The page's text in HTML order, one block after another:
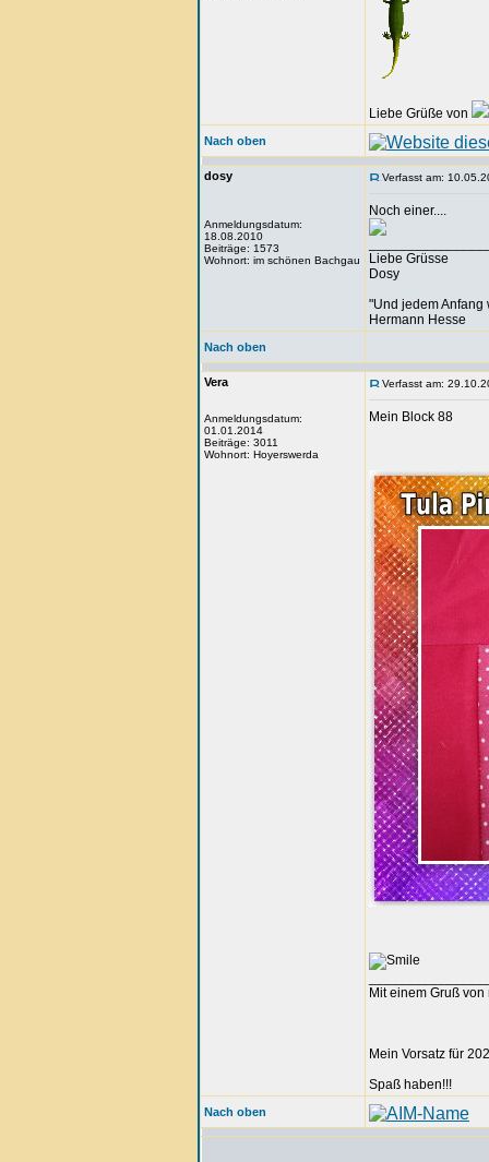
Liebe Grüße von
Nach oben
dosy
Anmeldungsdatum:
18.08.2010
Beiträge: 1573
Wohnort: im schönen Bachgau
Verfasst am:
Noch einer....
Liebe Grüsse
Dosy
"Und jedem Anfang
Hermann Hesse
Nach oben
Vera
Anmeldungsdatum:
01.01.2014
Beiträge: 3011
Wohnort: Hoyerswerda
Verfasst am:
Mein Block 88
Mit einem Gruß von
Mein Vorsatz für
Spaß haben!!!
Nach oben